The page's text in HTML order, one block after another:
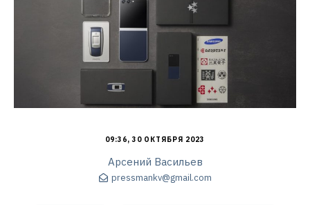
09:36, 30 ОКТЯБРЯ 2023
Арсений Васильев
pressmankv@gmail.com